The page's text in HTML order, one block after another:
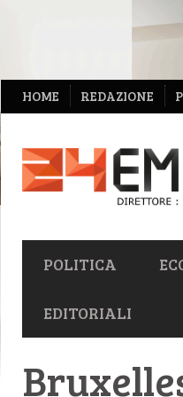
NAVIGAZIONE
SECONDARIA
HOME REDAZIONE
NAVIGAZIONE
PRIMARIA
POLITICA
EDITORIALI